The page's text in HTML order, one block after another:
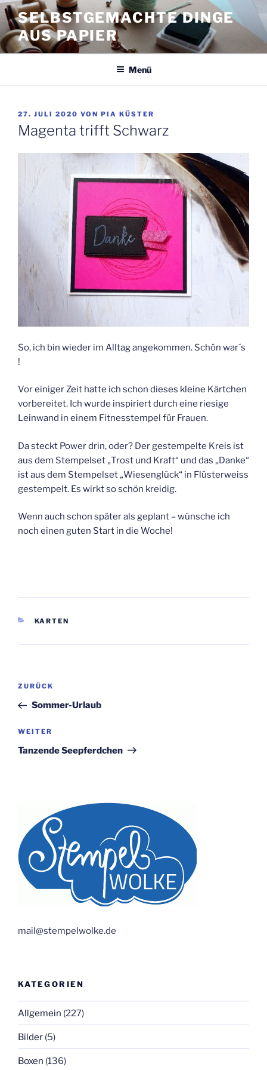
Zum
Inhalt
springen
SELBSTGEMACHTE DINGE
AUS PAPIER
Menü
VERÖFFENTLICHT
AM
27. JULI 2020 VON PIA KÜSTER
Magenta trifft Schwarz
So, ich bin wieder im Alltag angekommen. Schön war´s
!
Vor einiger Zeit hatte ich schon dieses kleine Kärtchen
vorbereitet. Ich wurde inspiriert durch eine riesige
Leinwand in einem Fitnesstempel für Frauen.
Da steckt Power drin, oder? Der gestempelte Kreis ist
aus dem Stempelset „Trost und Kraft“ und das „Danke“
ist aus dem Stempelset „Wiesenglück“ in Flüsterweiss
gestempelt. Es wirkt so schön kreidig.
Wenn auch schon später als geplant – wünsche ich
noch einen guten Start in die Woche!
KATEGORIEN
KARTEN
Beitragsnavigation
Vorheriger
Beitrag
ZURÜCK
Sommer-Urlaub
Nächster
Beitrag
WEITER
Tanzende Seepferdchen
mail@stempelwolke.de
KATEGORIEN
Allgemein (227)
Bilder (5)
Boxen (136)